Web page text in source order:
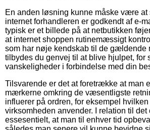
En anden løsning kunne måske være
internet forhandleren er godkendt af e-
typisk er et billede på at netbutikken
at internet shoppen rutinemæssigt
som har nøje kendskab til de gældende
tilbydes du genvej til at blive hjulpet, for
vanskeligheder i forbindelse med din
Tilsvarende er det at foretrække at man
mærkerne omkring de væsentligste
influerer på ordren, for eksempel
virksomheden anvender. I relation til det
essesentielt, at man til enhver tid